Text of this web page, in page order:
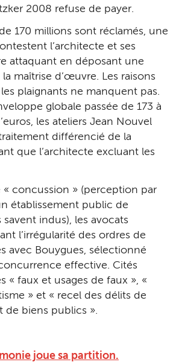
2008 refuse de payer.
170 millions sont réclamés, une
l’architecte et ses
attaquant en déposant une
maîtrise d’œuvre. Les raisons
plaignants ne manquent pas.
globale passée de 173 à
les ateliers Jean Nouvel
différencié de la
que l’architecte excluant les
« concussion » (perception par
établissement public de
savent indus), les avocats
l’irrégularité des ordres de
avec Bouygues, sélectionné
effective. Cités
« faux et usages de faux », «
» et « recel des délits de
de biens publics ».
joue sa partition.